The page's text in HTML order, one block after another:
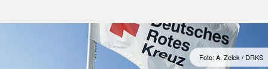
Foto: A. Zelck / DRKS